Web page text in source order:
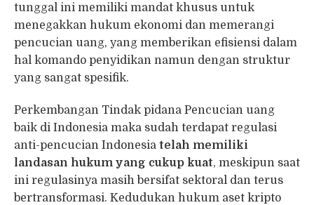
tunggal ini memiliki mandat khusus untuk
menegakkan hukum ekonomi dan memerangi
pencucian uang, yang memberikan efisiensi dalam
hal komando penyidikan namun dengan struktur
yang sangat spesifik.
Perkembangan Tindak pidana Pencucian uang
baik di Indonesia maka sudah terdapat regulasi
anti-pencucian Indonesia telah memiliki
landasan hukum yang cukup kuat, meskipun saat
ini regulasinya masih bersifat sektoral dan terus
bertransformasi. Kedudukan hukum aset kripto